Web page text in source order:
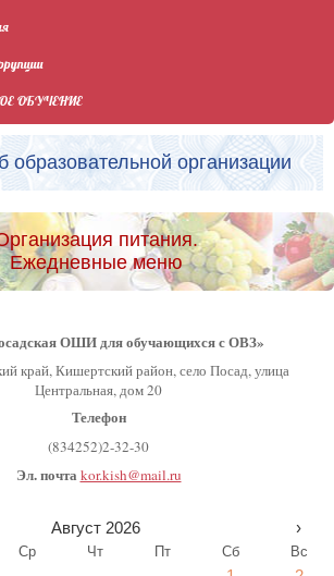
ОБУЧЕНИЕ
образовательной организации
питания.
Ежедневные меню
ОШИ для обучающихся с ОВЗ»
край, Кишертский район, село Посад, улица
Центральная, дом 20
Телефон
(834252)2-32-30
Эл. почта kor.kish@mail.ru
Август 2026 ›
Ср Чт Пт Сб Вс